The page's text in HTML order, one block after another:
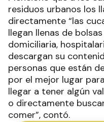
residuos urbanos los
directamente “las
llegan llenas de
domiciliaria,
descargan su
personas que están
por el mejor lugar
llegar a tener algún
o directamente
comer”, contó.